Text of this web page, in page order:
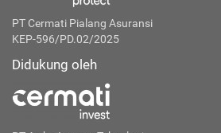
PT Cermati Pialang Asuransi
KEP-596/PD.02/2025
Didukung oleh